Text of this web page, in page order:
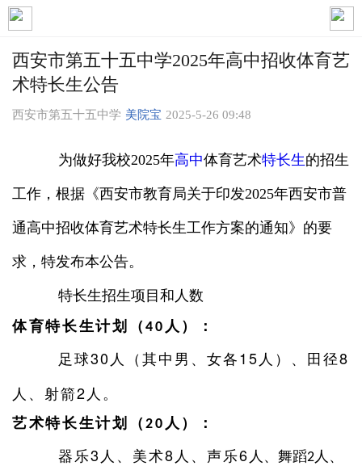
西安市第五十五中学2025年高中招收体育艺
术特长生公告
西安市第五十五中学 美院宝 2025-5-26 09:48
为做好我校2025年高中体育艺术特长生的招生
工作，根据《西安市教育局关于印发2025年西安市普
通高中招收体育艺术特长生工作方案的通知》的要
求，特发布本公告。
特长生招生项目和人数
体育特长生计划（40 人）：
足球30人（其中男、女各15人）、田径8
人、射箭2人。
艺术特长生计划（20 人）：
器乐3人、美术8人、声乐6 人、舞蹈2人、